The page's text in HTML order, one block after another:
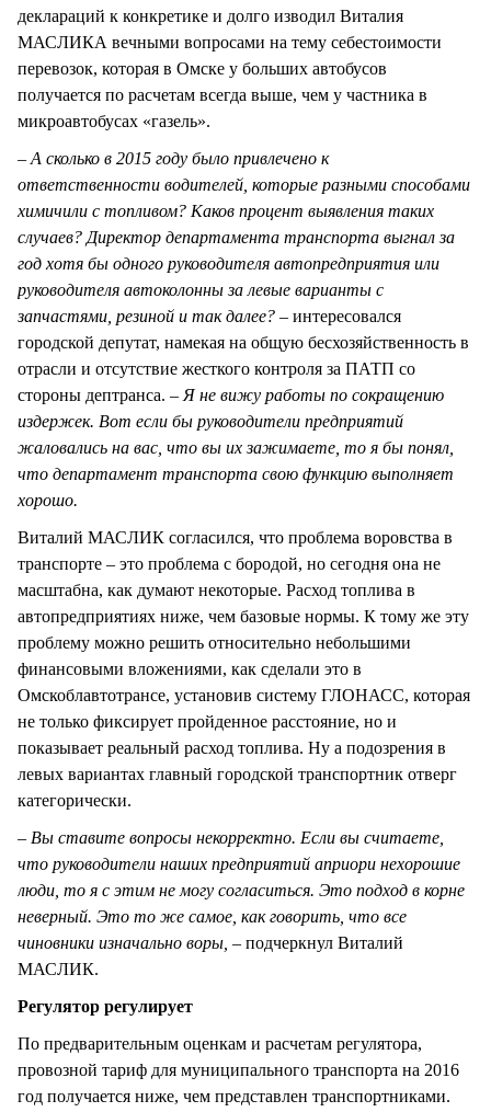
деклараций к конкретике и долго изводил Виталия
МАСЛИКА вечными вопросами на тему себестоимости
перевозок, которая в Омске у больших автобусов
получается по расчетам всегда выше, чем у частника в
микроавтобусах «газель».
– А сколько в 2015 году было привлечено к
ответственности водителей, которые разными способами
химичили с топливом? Каков процент выявления таких
случаев? Директор департамента транспорта выгнал за
год хотя бы одного руководителя автопредприятия или
руководителя автоколонны за левые варианты с
запчастями, резиной и так далее? – интересовался
городской депутат, намекая на общую бесхозяйственность в
отрасли и отсутствие жесткого контроля за ПАТП со
стороны дептранса. – Я не вижу работы по сокращению
издержек. Вот если бы руководители предприятий
жаловались на вас, что вы их зажимаете, то я бы понял,
что департамент транспорта свою функцию выполняет
хорошо.
Виталий МАСЛИК согласился, что проблема воровства в
транспорте – это проблема с бородой, но сегодня она не
масштабна, как думают некоторые. Расход топлива в
автопредприятиях ниже, чем базовые нормы. К тому же эту
проблему можно решить относительно небольшими
финансовыми вложениями, как сделали это в
Омскоблавтотрансе, установив систему ГЛОНАСС, которая
не только фиксирует пройденное расстояние, но и
показывает реальный расход топлива. Ну а подозрения в
левых вариантах главный городской транспортник отверг
категорически.
– Вы ставите вопросы некорректно. Если вы считаете,
что руководители наших предприятий априори нехорошие
люди, то я с этим не могу согласиться. Это подход в корне
неверный. Это то же самое, как говорить, что все
чиновники изначально воры, – подчеркнул Виталий
МАСЛИК.
Регулятор регулирует
По предварительным оценкам и расчетам регулятора,
провозной тариф для муниципального транспорта на 2016
год получается ниже, чем представлен транспортниками.